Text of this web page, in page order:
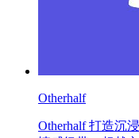
Otherhalf
Otherhalf 打造沉